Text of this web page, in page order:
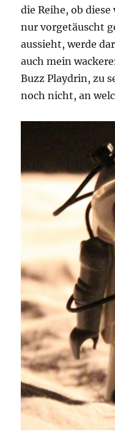
die Reihe, ob
nur vorgetäuscht
aussieht, werde
auch mein
Buzz Playdrin, zu
noch nicht, an